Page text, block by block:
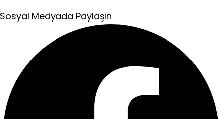
Sosyal Medyada Paylaşın